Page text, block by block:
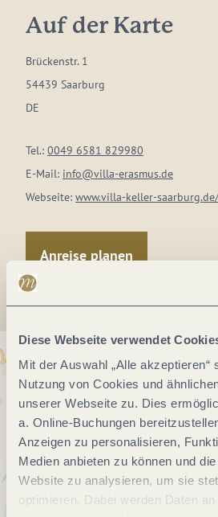
Diese Webseite verwendet
Mit der Auswahl „Alle akzeptieren“
Nutzung von Cookies und
unserer Webseite zu. Dies
a. Online-Buchungen
Anzeigen zu personalisieren,
Medien anbieten zu können und
Website zu analysieren, um sie
optimieren. Dabei werden Daten
Auf der Karte
Brückenstr. 1
54439 Saarburg
DE
Tel.: 0049 6581 829980
E-Mail: info@villa-erasmus.de
Webseite: www.villa-keller-
Anreise planen